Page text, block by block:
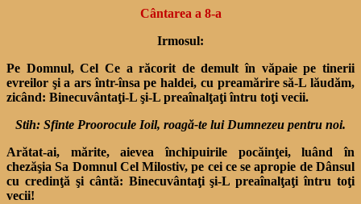
Cântarea a 8-a
Irmosul:
Pe Domnul, Cel Ce a răcorit de demult în văpaie pe tinerii
evreilor şi a ars într-însa pe haldei, cu preamărire să-L lăudăm,
zicând: Binecuvântaţi-L şi-L preaînalţaţi întru toţi vecii.
Stih: Sfinte Proorocule Ioil, roagă-te lui Dumnezeu pentru noi.
Arătat-ai, mărite, aievea în­chipuirile pocăinţei, luând în
chezăşia Sa Domnul Cel Milos­tiv, pe cei ce se apropie de Dân­sul
cu credinţă şi cântă: Bine­cuvântaţi şi-L preaînalţaţi în­tru toţi
vecii!